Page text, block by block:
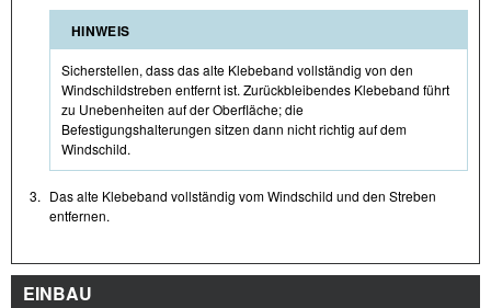
HINWEIS
Sicherstellen, dass das alte Klebeband vollständig von den
Windschildstreben entfernt ist. Zurückbleibendes Klebeband führt
zu Unebenheiten auf der Oberfläche; die
Befestigungshalterungen sitzen dann nicht richtig auf dem
Windschild.
3. Das alte Klebeband vollständig vom Windschild und den Streben
entfernen.
EINBAU